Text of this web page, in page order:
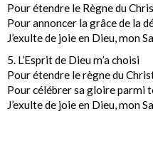
Pour étendre le Règne du
Pour annoncer la grâce de la
J’exulte de joie en Dieu, mon
5. L’Esprit de Dieu m’a choisi
Pour étendre le règne du
Pour célébrer sa gloire parmi
J’exulte de joie en Dieu, mon